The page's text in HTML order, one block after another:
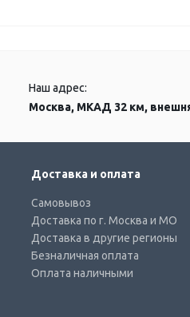
Наш адрес:
Москва, МКАД 32 км,
Доставка и оплата
Самовывоз
Доставка по г. Москва и МО
Доставка в другие регионы
Безналичная оплата
Оплата наличными